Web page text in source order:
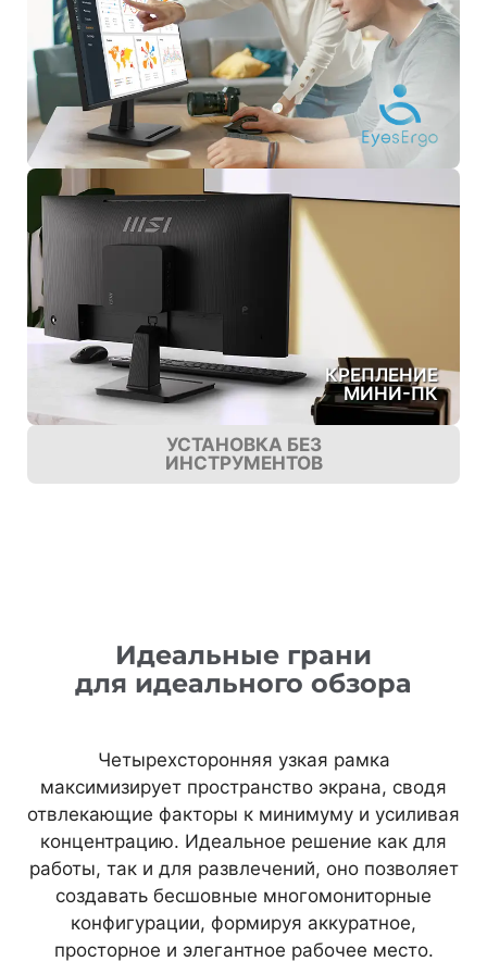
КРЕПЛЕНИЕ
МИНИ-ПК
УСТАНОВКА БЕЗ
ИНСТРУМЕНТОВ
Идеальные грани
для идеального обзора
Четырехсторонняя узкая рамка
максимизирует пространство экрана, сводя
отвлекающие факторы к минимуму и усиливая
концентрацию. Идеальное решение как для
работы, так и для развлечений, оно позволяет
создавать бесшовные многомониторные
конфигурации, формируя аккуратное,
просторное и элегантное рабочее место.